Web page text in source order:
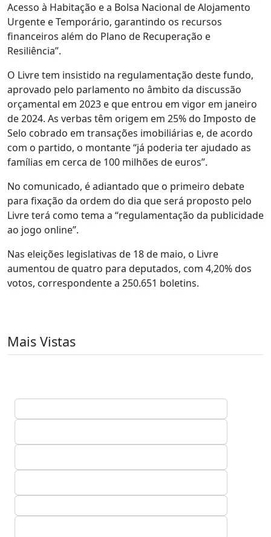
Acesso à Habitação e a Bolsa Nacional de Alojamento
Urgente e Temporário, garantindo os recursos
financeiros além do Plano de Recuperação e
Resiliência”.
O Livre tem insistido na regulamentação deste fundo,
aprovado pelo parlamento no âmbito da discussão
orçamental em 2023 e que entrou em vigor em janeiro
de 2024. As verbas têm origem em 25% do Imposto de
Selo cobrado em transações imobiliárias e, de acordo
com o partido, o montante “já poderia ter ajudado as
famílias em cerca de 100 milhões de euros”.
No comunicado, é adiantado que o primeiro debate
para fixação da ordem do dia que será proposto pelo
Livre terá como tema a “regulamentação da publicidade
ao jogo online”.
Nas eleições legislativas de 18 de maio, o Livre
aumentou de quatro para deputados, com 4,20% dos
votos, correspondente a 250.651 boletins.
Mais Vistas